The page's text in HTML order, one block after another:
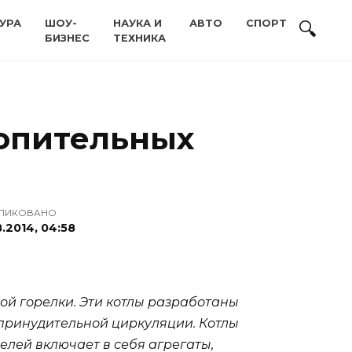
ШОУ-
БИЗНЕС
НАУКА И
ТЕХНИКА
АВТО СПОРТ
04:58
горелки. Эти котлы разработаны
циркуляции. Котлы
включает в себя агрегаты,